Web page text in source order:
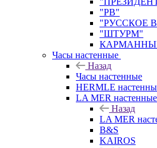
"РВ"
"РУССКОЕ
"ШТУРМ"
Часы настенные
Назад
Часы настенные
HERMLE
LA MER настенные
Назад
LA MER
B&S
KAIROS